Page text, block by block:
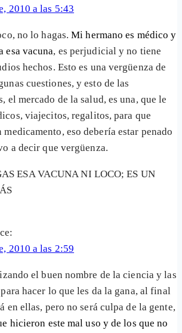
2010 a las 5:43
no lo hagas.Mi hermano es médico y
esa vacuna, es perjudicial y no tiene
hechos. Esto es una vergüenza de
cuestiones, y esto de las
el mercado de la salud, es una, que le
viajecitos, regalitos, para que
eso debería estar penado
a decir que vergüenza.
ESA VACUNA NI LOCO; ES UN
2010 a las 2:59
el buen nombre de la ciencia y las
hacer lo que les da la gana, al final
en ellas, pero no será culpa de la gente,
hicieron este mal uso y de los que no